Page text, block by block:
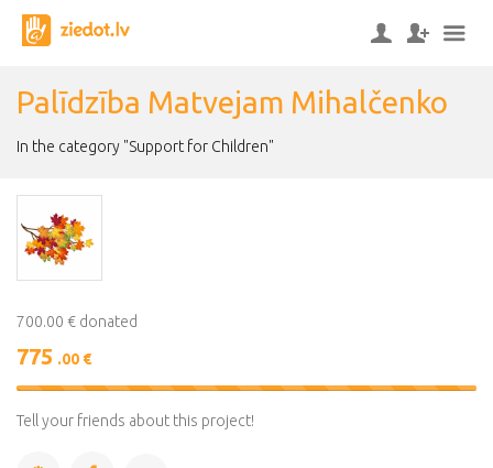
Palīdzība Matvejam Mihalčenko
In the category "Support for Children"
700.00 € donated
775 .00 €
111%
Tell your friends about this project!